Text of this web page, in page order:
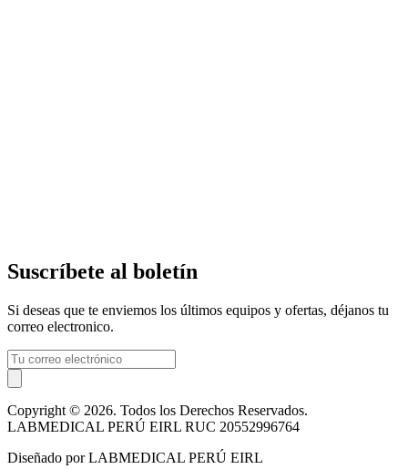
Suscríbete al boletín
Si deseas que te enviemos los últimos equipos y ofertas, déjanos tu
correo electronico.
Copyright © 2026. Todos los Derechos Reservados.
LABMEDICAL PERÚ EIRL RUC 20552996764
Diseñado por LABMEDICAL PERÚ EIRL